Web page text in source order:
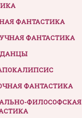
ФАНТАСТИКА
ФАНТАСТИКА
ФАНТАСТИКА
ФИЛОСОФСКАЯ